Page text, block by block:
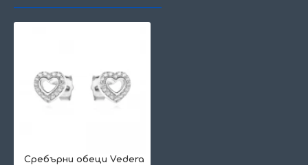
Сребърни обеци Vedera